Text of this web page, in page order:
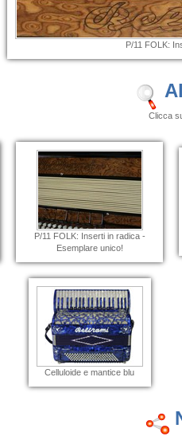
P/11 FOLK:
Clicca sulle
P/11 FOLK: Inserti in radica -
Esemplare unico!
Celluloide e mantice blu